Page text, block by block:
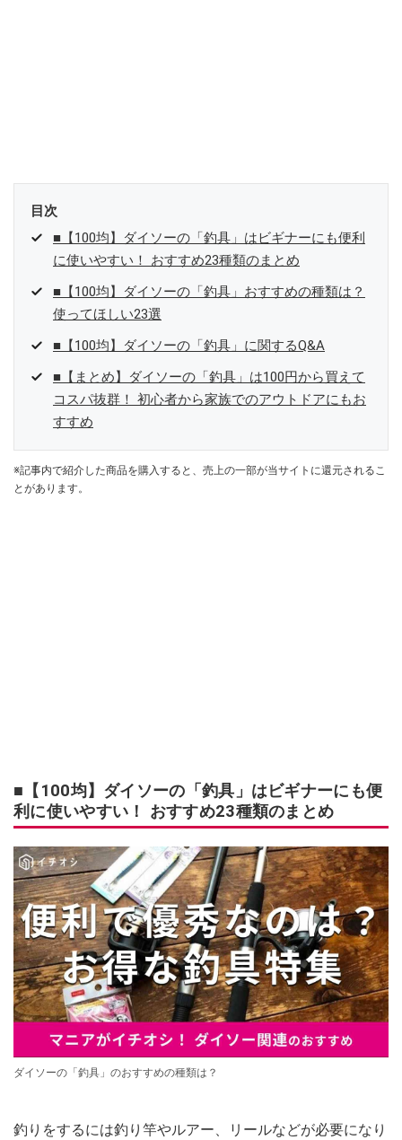
目次
■【100均】ダイソーの「釣具」はビギナーにも便利
に使いやすい！ おすすめ23種類のまとめ
■【100均】ダイソーの「釣具」おすすめの種類は？
使ってほしい23選
■【100均】ダイソーの「釣具」に関するQ&A
■【まとめ】ダイソーの「釣具」は100円から買えて
コスパ抜群！ 初心者から家族でのアウトドアにもお
すすめ
※記事内で紹介した商品を購入すると、売上の一部が当サイトに還元されるこ
とがあります。
■【100均】ダイソーの「釣具」はビギナーにも便
利に使いやすい！ おすすめ23種類のまとめ
ダイソーの「釣具」のおすすめの種類は？
釣りをするには釣り竿やルアー、リールなどが必要になり